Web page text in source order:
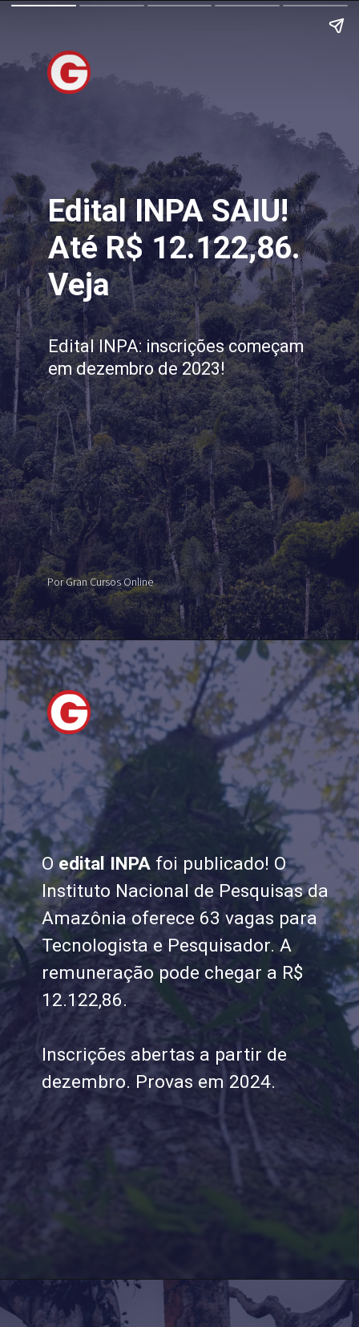
Edital INPA SAIU!
Até R$ 12.122,86.
Veja
Edital INPA: inscrições começam
em dezembro de 2023!
Por Gran Cursos Online
Oedital INPA foi publicado! O
Instituto Nacional de Pesquisas da
Amazônia oferece 63 vagas para
Tecnologista e Pesquisador. A
remuneração pode chegar a R$
12.122,86.
Inscrições abertas a partir de
dezembro. Provas em 2024.